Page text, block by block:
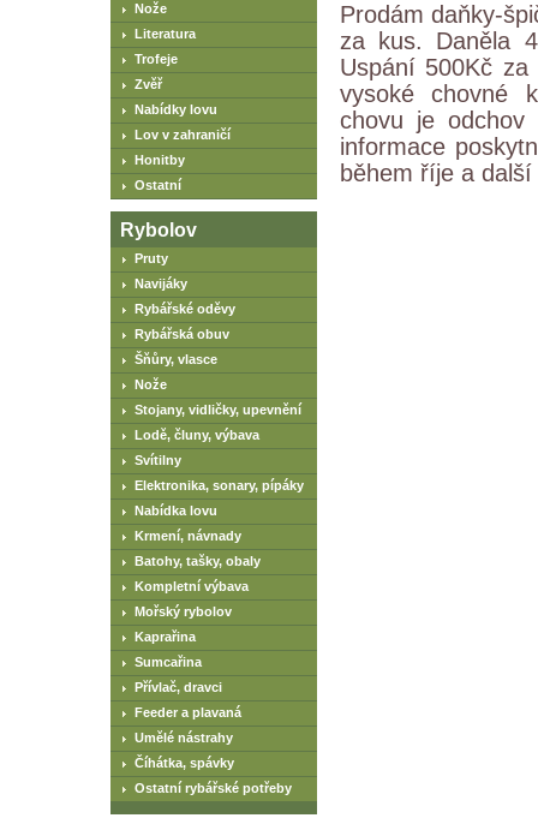
Prodám daňky-
za kus. Daněla
Uspání 500Kč
vysoké chovné
chovu je
informace
během říje a
Nože
Literatura
Trofeje
Zvěř
Nabídky lovu
Lov v zahraničí
Honitby
Ostatní
Rybolov
Pruty
Navijáky
Rybářské oděvy
Rybářská obuv
Šňůry, vlasce
Nože
Stojany, vidličky, upevnění
Lodě, čluny, výbava
Svítilny
Elektronika, sonary, pípáky
Nabídka lovu
Krmení, návnady
Batohy, tašky, obaly
Kompletní výbava
Mořský rybolov
Kaprařina
Sumcařina
Přívlač, dravci
Feeder a plavaná
Umělé nástrahy
Číhátka, spávky
Ostatní rybářské potřeby